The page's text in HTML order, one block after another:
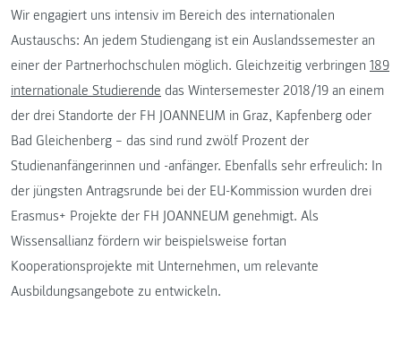
Wir engagiert uns intensiv im Bereich des internationalen
Austauschs: An jedem Studiengang ist ein Auslandssemester an
einer der Partnerhochschulen möglich. Gleichzeitig verbringen 189
internationale Studierende das Wintersemester 2018/19 an einem
der drei Standorte der FH JOANNEUM in Graz, Kapfenberg oder
Bad Gleichenberg – das sind rund zwölf Prozent der
Studienanfängerinnen und -anfänger. Ebenfalls sehr erfreulich: In
der jüngsten Antragsrunde bei der EU-Kommission wurden drei
Erasmus+ Projekte der FH JOANNEUM genehmigt. Als
Wissensallianz fördern wir beispielsweise fortan
Kooperationsprojekte mit Unternehmen, um relevante
Ausbildungsangebote zu entwickeln.